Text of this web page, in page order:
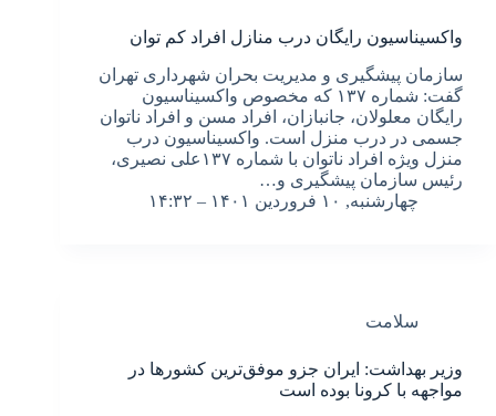
واکسیناسیون رایگان درب منازل افراد کم توان
سازمان پیشگیری و مدیریت بحران شهرداری تهران
گفت: شماره ۱۳۷ که مخصوص واکسیناسیون
رایگان معلولان، جانبازان، افراد مسن و افراد ناتوان
جسمی در درب منزل است. واکسیناسیون درب
منزل ویژه افراد ناتوان با شماره ۱۳۷علی نصیری،
رئیس سازمان پیشگیری و…
چهارشنبه, ۱۰ فروردین ۱۴۰۱ – ۱۴:۳۲
سلامت
وزیر بهداشت: ایران جزو موفق‌ترین کشورها در
مواجهه با کرونا بوده است